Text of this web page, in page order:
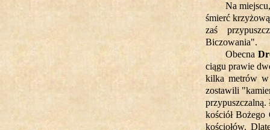
Na
śmierć
zaś
Biczowania".
Obecna
ciągu prawie
kilka metrów
zostawili
kościół
kościołów.